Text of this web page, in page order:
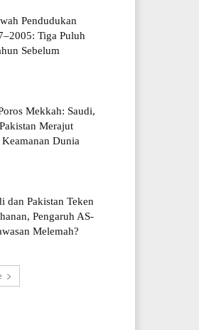
Pendudukan
Tiga Puluh
Sebelum
Mekkah: Saudi,
Merajut
Keamanan Dunia
dan Pakistan Teken
Pengaruh AS-
Melemah?